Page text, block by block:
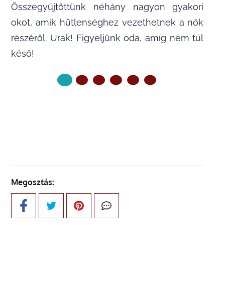
Összegyűjtöttünk néhány nagyon gyakori
okot, amik hűtlenséghez vezethetnek a nők
részéről. Urak! Figyeljünk oda, amíg nem túl
késő!
Megosztás: